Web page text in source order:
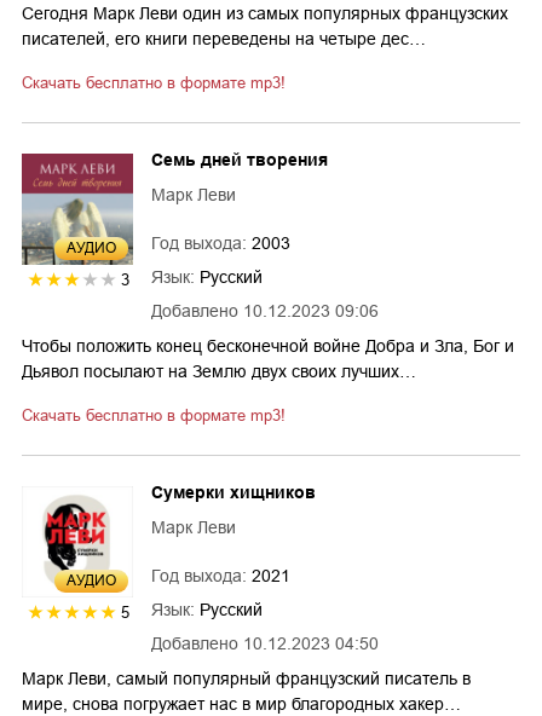
Сегодня Марк Леви один из самых популярных французских
писателей, его книги переведены на четыре дес…
Скачать бесплатно в формате mp3!
AУДИО
3
Добавлено 10.12.2023 09:06
Семь дней творения
Марк Леви
Год выхода: 2003
Язык: Русский
Чтобы положить конец бесконечной войне Добра и Зла, Бог и
Дьявол посылают на Землю двух своих лучших…
Скачать бесплатно в формате mp3!
AУДИО
5
Добавлено 10.12.2023 04:50
Сумерки хищников
Марк Леви
Год выхода: 2021
Язык: Русский
Марк Леви, самый популярный французский писатель в
мире, снова погружает нас в мир благородных хакер…